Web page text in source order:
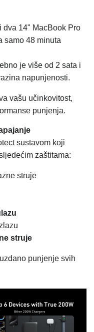
dva 14" MacBook Pro
samo 48 minuta
je više od 2 sata i
napunjenosti.
vašu učinkovitost,
punjenja.
sustavom koji
zaštitama:
struje
struje
punjenje svih